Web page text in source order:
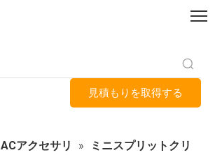
見積もりを取得する
ACアクセサリ »
ミニスプリットクリ